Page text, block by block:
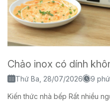
Chảo inox có dính
Thứ Ba, 28/07/2026 9
Kiến thức nhà bếp Rất nhiều